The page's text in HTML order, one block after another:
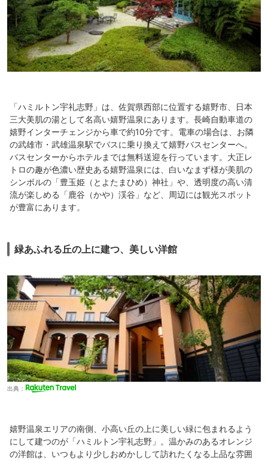
「ハミルトン宇礼志野」は、佐賀県西部に位置する嬉野市、日本
三大美肌の湯として名高い嬉野温泉にあります。長崎自動車道の
嬉野インターチェンジから車で約10分です。電車の場合は、お隣
の武雄市・武雄温泉駅でバスに乗り換えて嬉野バスセンターへ。
バスセンターからホテルまでは無料送迎を行っています。大正レ
トロの趣が色濃い歴史ある嬉野温泉には、白いなまず様が美肌の
シンボルの「豊玉姫（とよたまひめ）神社」や、透明度の高い清
流が楽しめる「鹿谷（かや）渓谷」など、周辺には観光スポット
が豊富にあります。
緑あふれる丘の上に建つ、美しい洋館
出典：
嬉野温泉エリアの南側、小高い丘の上に美しい緑に包まれるよう
にして建つのが「ハミルトン宇礼志野」。温かみのあるオレンジ
の洋館は、いつもより少しおめかしして訪れたくなる上品な雰囲